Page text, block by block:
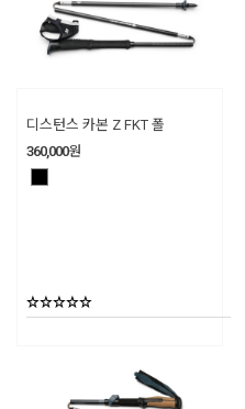
디스턴스 카본 Z FKT 폴
360,000원